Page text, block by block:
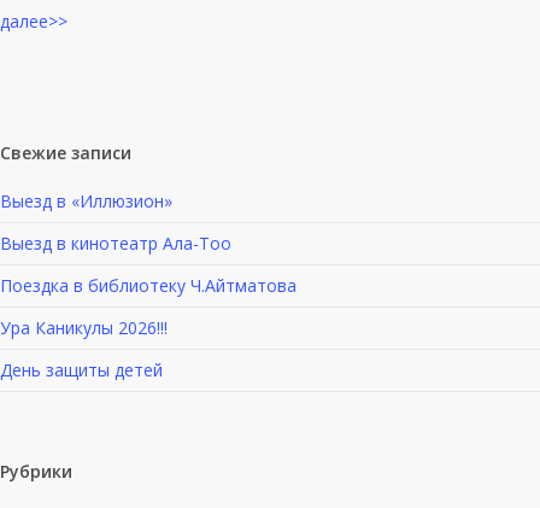
далее>>
Свежие записи
Выезд в «Иллюзион»
Выезд в кинотеатр Ала-Тоо
Поездка в библиотеку Ч.Айтматова
Ура Каникулы 2026!!!
День защиты детей
Рубрики